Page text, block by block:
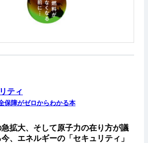
ティ
保障がゼロからわかる本
拡大、そして原子力の在り方が議
、エネルギーの「セキュリティ」